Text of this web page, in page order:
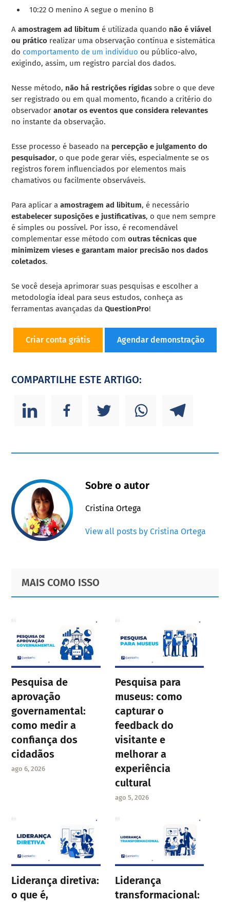
10:22 O menino A segue o menino B
Aamostragem ad libitum é utilizada quando não é viável
ou prático realizar uma observação contínua e sistemática
do comportamento de um indivíduo ou público-alvo,
exigindo, assim, um registro parcial dos dados.
Nesse método, não há restrições rígidas sobre o que deve
ser registrado ou em qual momento, ficando a critério do
observadoranotar os eventos que considera relevantes
no instante da observação.
Esse processo é baseado na percepção e julgamento do
pesquisador, o que pode gerar viés, especialmente se os
registros forem influenciados por elementos mais
chamativos ou facilmente observáveis.
Para aplicar aamostragem ad libitum, é necessário
estabelecer suposições e justificativas, o que nem sempre
é simples ou possível. Por isso, é recomendável
complementar esse método comoutras técnicas que
minimizem vieses e garantam maior precisão nos dados
coletados.
Se você deseja aprimorar suas pesquisas e escolher a
metodologia ideal para seus estudos, conheça as
ferramentas avançadas daQuestionPro!
Criar conta grátis Agendar demonstração
COMPARTILHE ESTE ARTIGO:
Sobre o autor
Cristina Ortega
View all posts by Cristina Ortega
Primary
Sidebar
Footer
MAIS COMO ISSO
Pesquisa de
aprovação
governamental:
como medir a
confiança dos
cidadãos
ago 6, 2026
Pesquisa para
museus: como
capturar o
feedback do
visitante e
melhorar a
experiência
cultural
ago 5, 2026
Liderança diretiva:
o que é,
Liderança
transformacional: